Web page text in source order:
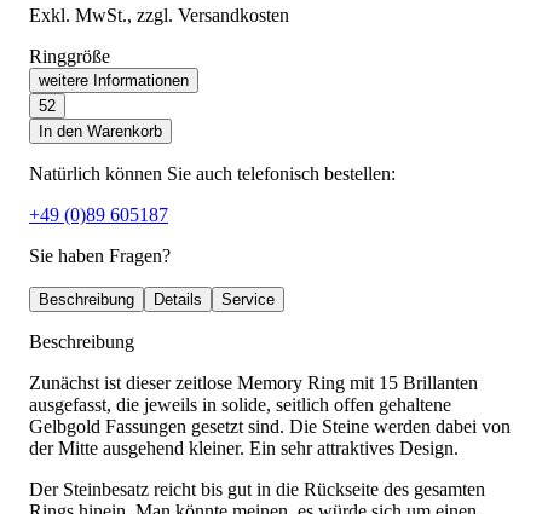
Exkl. MwSt., zzgl. Versandkosten
Ringgröße
weitere Informationen
52
In den Warenkorb
Natürlich können Sie auch telefonisch bestellen:
+49 (0)89 605187
Sie haben Fragen?
Beschreibung Details Service
Beschreibung
Zunächst ist dieser zeitlose Memory Ring mit 15 Brillanten
ausgefasst, die jeweils in solide, seitlich offen gehaltene
Gelbgold Fassungen gesetzt sind. Die Steine werden dabei von
der Mitte ausgehend kleiner. Ein sehr attraktives Design.
Der Steinbesatz reicht bis gut in die Rückseite des gesamten